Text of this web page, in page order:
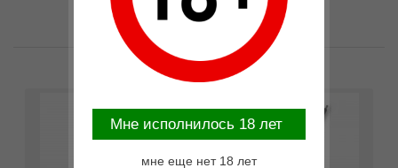
Возможные варианты замены
Mне исполнилось 18 лет
мне еще нет 18 лет